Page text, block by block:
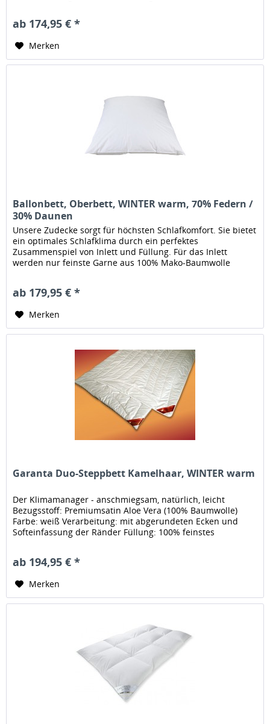
ab 174,95 € *
Merken
Ballonbett, Oberbett, WINTER warm, 70% Federn /
30% Daunen
Unsere Zudecke sorgt für höchsten Schlafkomfort. Sie bietet
ein optimales Schlafklima durch ein perfektes
Zusammenspiel von Inlett und Füllung. Für das Inlett
werden nur feinste Garne aus 100% Mako-Baumwolle
ab 179,95 € *
Merken
Garanta Duo-Steppbett Kamelhaar, WINTER warm
Der Klimamanager - anschmiegsam, natürlich, leicht
Bezugsstoff: Premiumsatin Aloe Vera (100% Baumwolle)
Farbe: weiß Verarbeitung: mit abgerundeten Ecken und
Softeinfassung der Ränder Füllung: 100% feinstes
ab 194,95 € *
Merken